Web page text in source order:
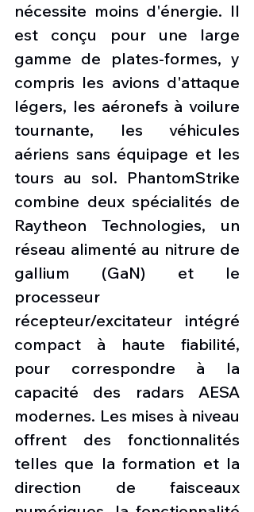
nécessite moins d'énergie. Il
est conçu pour une large
gamme de plates-formes, y
compris les avions d'attaque
légers, les aéronefs à voilure
tournante, les véhicules
aériens sans équipage et les
tours au sol. PhantomStrike
combine deux spécialités de
Raytheon Technologies, un
réseau alimenté au nitrure de
gallium (GaN) et le
processeur
récepteur/excitateur intégré
compact à haute fiabilité,
pour correspondre à la
capacité des radars AESA
modernes. Les mises à niveau
offrent des fonctionnalités
telles que la formation et la
direction de faisceaux